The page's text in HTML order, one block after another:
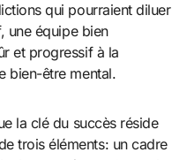
qui pourraient diluer
une équipe bien
et progressif à la
bien-être mental.
la clé du succès réside
trois éléments: un cadre